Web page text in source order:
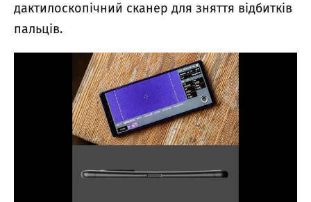
дактилоскопічний сканер для зняття відбитків
пальців.